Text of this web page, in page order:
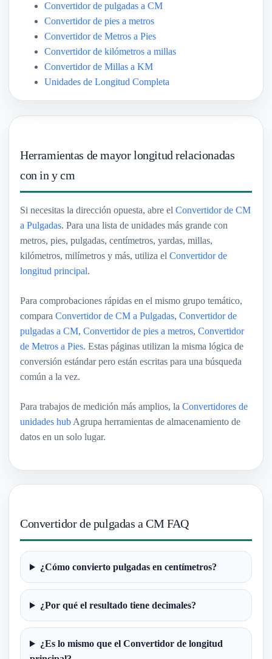
Convertidor de pulgadas a CM
Convertidor de pies a metros
Convertidor de Metros a Pies
Convertidor de kilómetros a millas
Convertidor de Millas a KM
Unidades de Longitud Completa
Herramientas de mayor longitud relacionadas
con in y cm
Si necesitas la dirección opuesta, abre el Convertidor de CM
a Pulgadas. Para una lista de unidades más grande con
metros, pies, pulgadas, centímetros, yardas, millas,
kilómetros, milímetros y más, utiliza el Convertidor de
longitud principal.
Para comprobaciones rápidas en el mismo grupo temático,
compara Convertidor de CM a Pulgadas, Convertidor de
pulgadas a CM, Convertidor de pies a metros, Convertidor
de Metros a Pies. Estas páginas utilizan la misma lógica de
conversión estándar pero están escritas para una búsqueda
común a la vez.
Para trabajos de medición más amplios, la Convertidores de
unidades hub Agrupa herramientas de almacenamiento de
datos en un solo lugar.
Convertidor de pulgadas a CM FAQ
¿Cómo convierto pulgadas en centímetros?
¿Por qué el resultado tiene decimales?
¿Es lo mismo que el Convertidor de longitud